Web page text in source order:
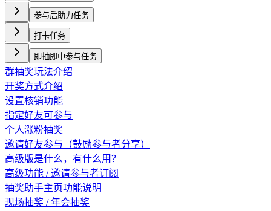
参与后助力任务
打卡任务
即抽即中参与任务
群抽奖玩法介绍
开奖方式介绍
设置核销功能
指定好友可参与
个人涨粉抽奖
邀请好友参与（鼓励参与者分享）
高级版是什么，有什么用？
高级功能 / 邀请参与者订阅
抽奖助手主页功能说明
现场抽奖 / 年会抽奖